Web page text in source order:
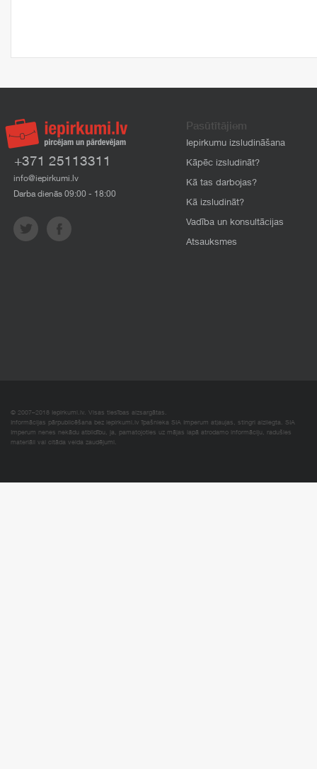
+371 25113311
info@iepirkumi.lv
Darba dienās 09:00 - 18:00
Pasūtītājiem
Iepirkumu izsludināšana
Kāpēc izsludināt?
Kā tas darbojas?
Kā izsludināt?
Vadība un konsultācijas
Atsauksmes
© 2007–2018 Iepirkumi.lv. Visas tiesības aizsargātas.
Informācijas pārpublicēšana bez iepirkumi.lv īpašnieka SIA Imperum atļaujas, stingri aizliegta. SIA
Imperum nenes nekādu atbildību, ja, pamatojoties uz mājas lapā atrodamo informāciju, radušies
materiāli vai citāda veida zaudējumi.